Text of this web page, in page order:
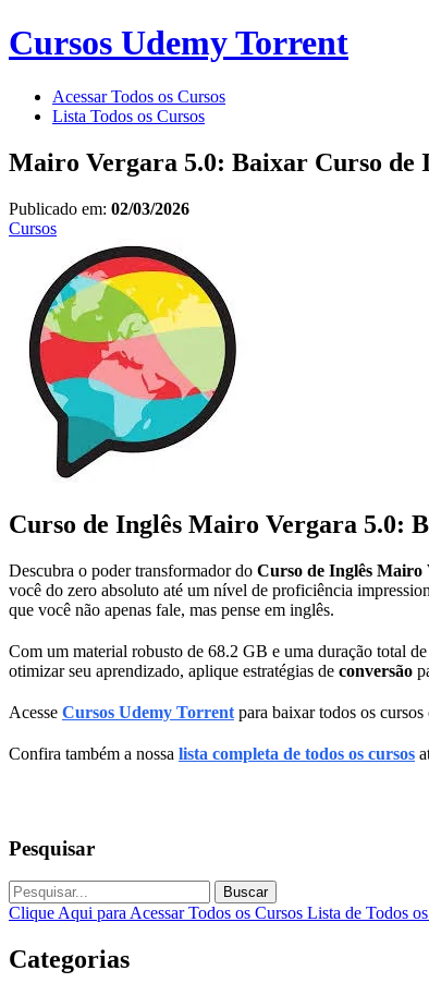
Cursos Udemy Torrent
Acessar Todos os Cursos
Lista Todos os Cursos
Mairo Vergara 5.0: Baixar Curso de
Publicado em: 02/03/2026
Cursos
Curso de Inglês Mairo Vergara 5.0:
Descubra o poder transformador do Curso de Inglês Mairo
você do zero absoluto até um nível de proficiência
que você não apenas fale, mas pense em inglês.
Com um material robusto de 68.2 GB e uma duração total
otimizar seu aprendizado, aplique estratégias de conversão
Acesse Cursos Udemy Torrent para baixar todos os
Confira também a nossa lista completa de todos os cursos
Pesquisar
Buscar
Clique Aqui para Acessar Todos os Cursos Lista de Todos
Categorias